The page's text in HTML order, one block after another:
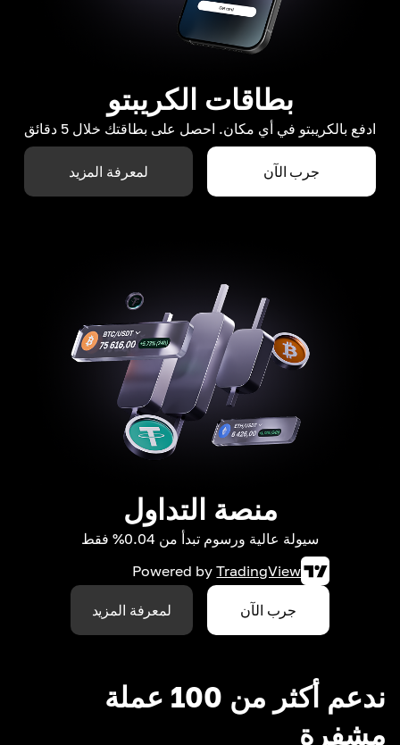
بطاقات الكريبتو
ادفع بالكريبتو في أي مكان. احصل على بطاقتك خلال 5 دقائق
جرب الآن لمعرفة المزيد
منصة التداول
سيولة عالية ورسوم تبدأ من 0.04% فقط
Powered by TradingView
جرب الآن لمعرفة المزيد
ندعم أكثر من 100 عملة
مشفرة